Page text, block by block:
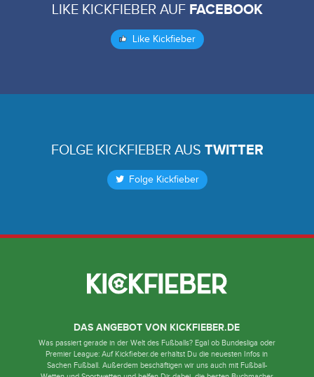
LIKE KICKFIEBER AUF FACEBOOK
Like Kickfieber
FOLGE KICKFIEBER AUS TWITTER
Folge Kickfieber
DAS ANGEBOT VON KICKFIEBER.DE
Was passiert gerade in der Welt des Fußballs? Egal ob Bundesliga oder
Premier League: Auf Kickfieber.de erhältst Du die neuesten Infos in
Sachen Fußball. Außerdem beschäftigen wir uns auch mit Fußball-